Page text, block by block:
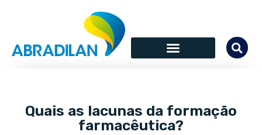
Quais as lacunas da formação
farmacêutica?